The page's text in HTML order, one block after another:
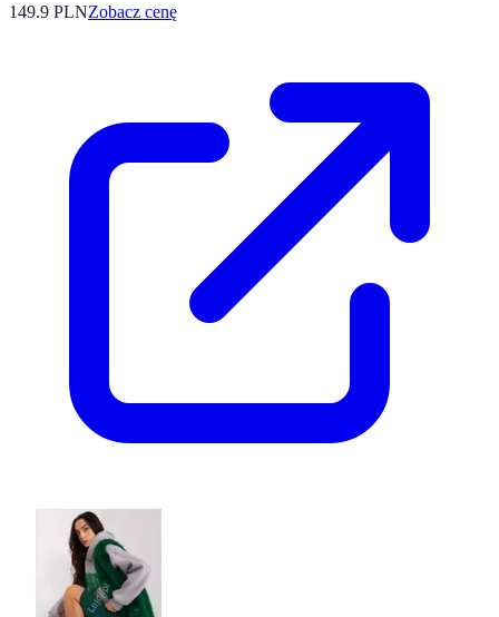
149.9 PLNZobacz cenę